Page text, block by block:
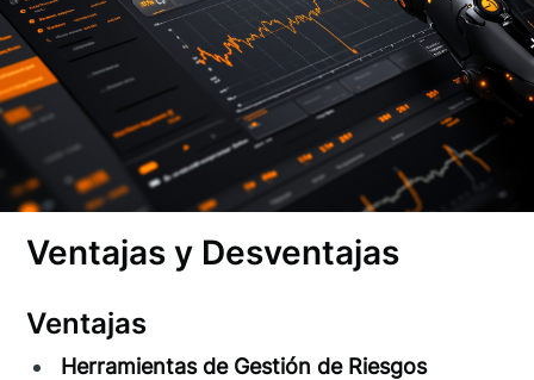
Ventajas y Desventajas
Ventajas
Herramientas de Gestión de Riesgos